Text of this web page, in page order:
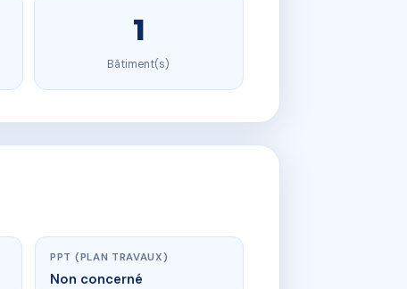
1
Bâtiment(s)
PPT (PLAN TRAVAUX)
Non concerné